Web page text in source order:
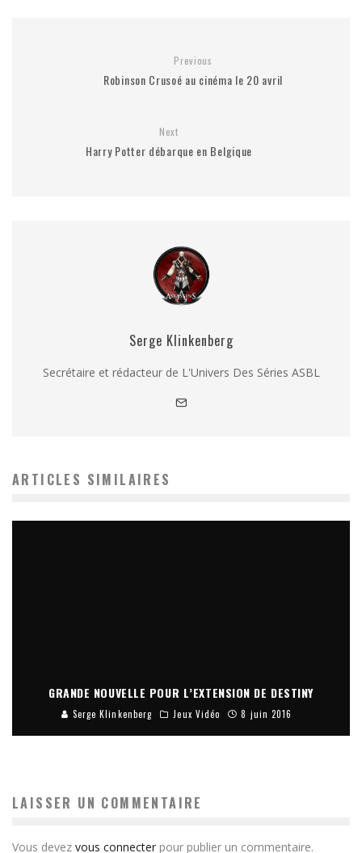
Previous
Robinson Crusoé au cinéma le 20 avril
Next
Harry Potter débarque en Belgique
Serge Klinkenberg
Secrétaire et rédacteur de L'Univers Des Séries ASBL
ARTICLES SIMILAIRES
GRANDE NOUVELLE POUR L’EXTENSION DE DESTINY
Serge Klinkenberg Jeux Vidéo 8 juin 2016
LAISSER UN COMMENTAIRE
Vous devez vous connecter pour publier un commentaire.